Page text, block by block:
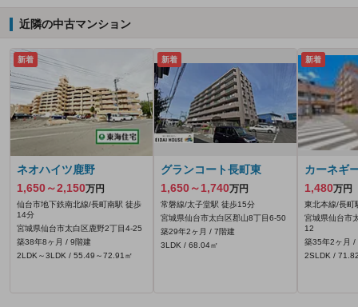
近隣の中古マンション
新着
ネオハイツ鹿野
1,650～2,150万円
仙台市地下鉄南北線/長町南駅 徒歩
14分
宮城県仙台市太白区鹿野2丁目4-25
築38年8ヶ月 / 9階建
2LDK～3LDK / 55.49～72.91㎡
新着
グランコート長町東
1,650～1,740万円
常磐線/太子堂駅 徒歩15分
宮城県仙台市太白区郡山8丁目6-50
築29年2ヶ月 / 7階建
3LDK / 68.04㎡
新着
カーネギ
1,480万円
東北本線/長町
宮城県仙台市
12
築35年2ヶ月 /
2SLDK /